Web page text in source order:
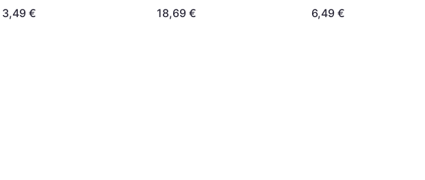
3,49 € 18,69 €
6,49 €